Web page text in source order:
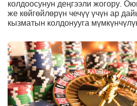
колдоосунун деңгээли жогору.
же көйгөйлөрүн чечүү үчүн ар
кызматын колдонууга